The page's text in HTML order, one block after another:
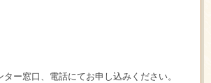
ー窓口、電話にてお申し込みください。